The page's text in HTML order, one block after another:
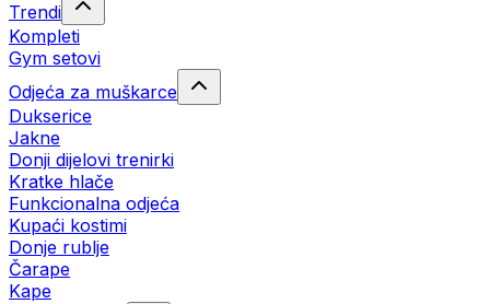
Trendi
Kompleti
Gym setovi
Odjeća za muškarce
Dukserice
Jakne
Donji dijelovi trenirki
Kratke hlače
Funkcionalna odjeća
Kupaći kostimi
Donje rublje
Čarape
Kape